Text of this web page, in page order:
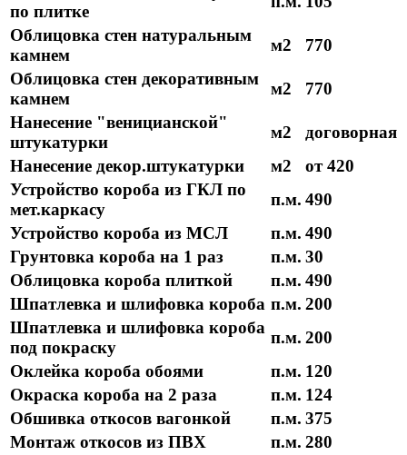
по плитке
Облицовка стен натуральным
камнем
м2
770
Облицовка стен декоративным
камнем
м2
770
Нанесение "веницианской"
штукатурки
м2
договорная
Нанесение декор.штукатурки
м2
от 420
Устройство короба из ГКЛ по
мет.каркасу
п.м. 490
Устройство короба из МСЛ
п.м. 490
Грунтовка короба на 1 раз
п.м. 30
Облицовка короба плиткой
п.м. 490
Шпатлевка и шлифовка короба п.м. 200
Шпатлевка и шлифовка короба
под покраску
п.м. 200
Оклейка короба обоями
п.м. 120
Окраска короба на 2 раза
п.м. 124
Обшивка откосов вагонкой
п.м. 375
Монтаж откосов из ПВХ
п.м. 280